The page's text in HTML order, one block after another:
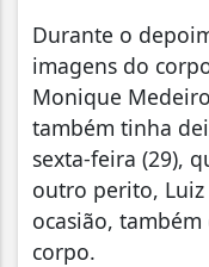
Durante o
imagens do
Monique
também tinha
sexta-feira (29),
outro perito, Luiz
ocasião,
corpo.